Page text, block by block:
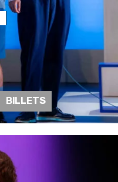
BILLETS